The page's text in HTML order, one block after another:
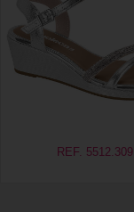
REF. 5512.309